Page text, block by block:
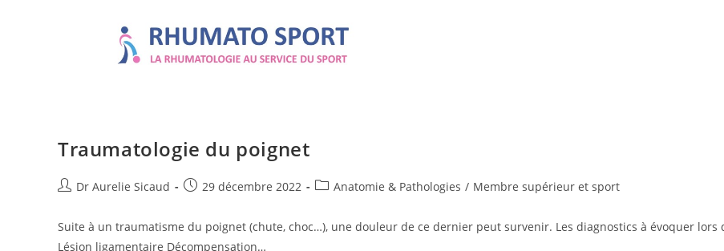
Traumatologie du poignet
Dr Aurelie Sicaud 29 décembre 2022 Anatomie & Pathologies / Membre supérieur et sport
Suite à un traumatisme du poignet (chute, choc…), une douleur de ce dernier peut survenir. Les diagnostics à évoquer
Lésion ligamentaire Décompensation…